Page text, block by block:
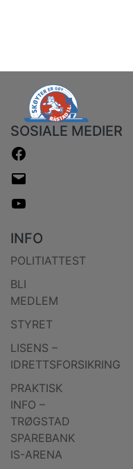
SOSIALE MEDIER
INFO
POLITIATTEST
BLI
MEDLEM
STYRET
LISENS –
IDRETTSFORSIKRING
PRAKTISK
INFO –
TRØGSTAD
SPAREBANK
IS-ARENA